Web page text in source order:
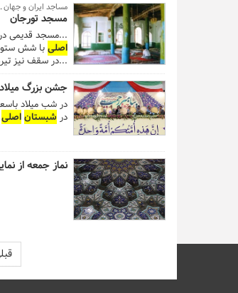
مساجد ایران و جهان
مسجد تورجان
...مسجد قدیمی
اصلیبا شش
...در سقف نیز
دیگری در ضلع
جشن بزرگ
در شب میلاد
در شبستاناصلی
نماز جمعه از